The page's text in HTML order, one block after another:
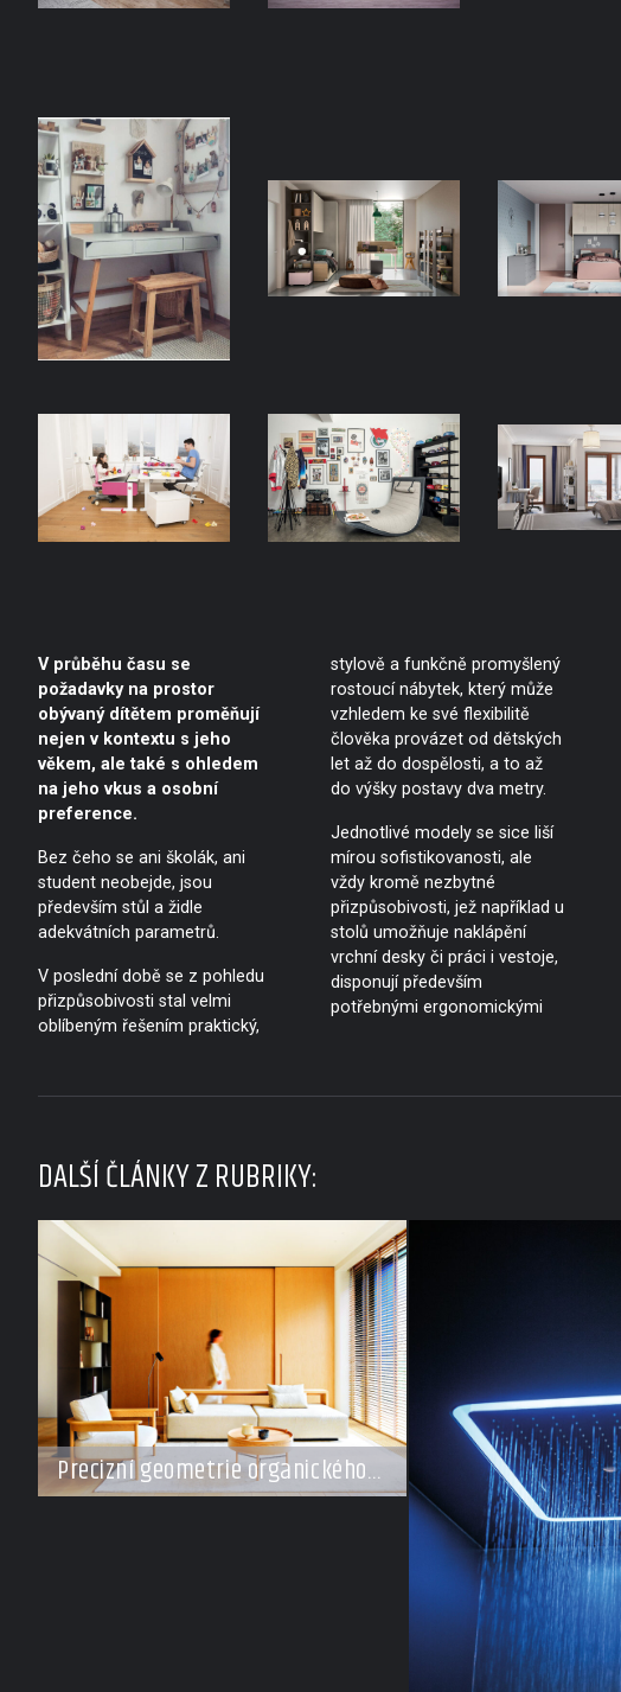
V průběhu času se
požadavky na prostor
obývaný dítětem proměňují
nejen v kontextu s jeho
věkem, ale také s ohledem
na jeho vkus a osobní
preference.
Bez čeho se ani školák, ani
student neobejde, jsou
především stůl a židle
adekvátních parametrů.
V poslední době se z pohledu
přizpůsobivosti stal velmi
oblíbeným řešením praktický,
stylově a funkčně promyšlený
rostoucí nábytek, který může
vzhledem ke své flexibilitě
člověka provázet od dětských
let až do dospělosti, a to až
do výšky postavy dva metry.
Jednotlivé modely se sice liší
mírou sofistikovanosti, ale
vždy kromě nezbytné
přizpůsobivosti, jež například u
stolů umožňuje naklápění
vrchní desky či práci i vestoje,
disponují především
potřebnými ergonomickými
DALŠÍ ČLÁNKY Z RUBRIKY:
Precizní geometrie organického
klidu